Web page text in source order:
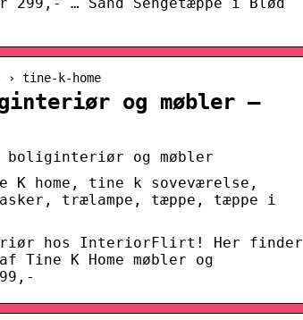
tine-k-home
og møbler –
boliginteriør og møbler
home, tine k soveværelse,
trælampe, tæppe, tæppe i
hos InteriorFlirt! Her finder
K Home møbler og